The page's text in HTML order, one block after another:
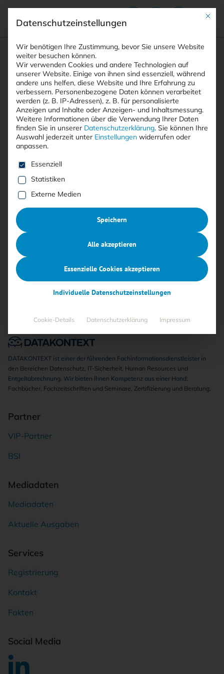
Suchfeld
Suchen
Breadcrumb-Navigation
STARTSEITE AUTOREN DR. ANDREAS PASHALIDIS
Alle Beiträge von Dr. Andreas
Pashalidis
Keine Beiträge gefunden
DATAKONTEXT ist einer der führenden Fachinformationsdienstleister in
den Bereichen Datenschutz, IT-Sicherheit, Human Resources und
Entgeltabrechnung. Wir bieten Ihnen Kompetenz aus einer Hand:
Fachbücher, Fachzeitschriften und Seminare, Zertifizierung und Beratung.
Partner
VIP-Partner
BSI
Mediadaten
Mediadaten
Aktuelle Ausgaben
Services
Registrierung
Kontakt
Fakten
Social Media
Mit
Datenschutzeinstellungen
Wir benötigen Ihre Zustimmung, bevor Sie unsere Website
weiter besuchen können.
Wir verwenden Cookies und andere Technologien auf
unserer Website. Einige von ihnen sind essenziell, während
andere uns helfen, diese Website und Ihre Erfahrung zu
verbessern. Personenbezogene Daten können verarbeitet
werden (z. B. IP-Adressen), z. B. für personalisierte
Anzeigen und Inhalte oder Anzeigen- und Inhaltsmessung.
Weitere Informationen über die Verwendung Ihrer Daten
finden Sie in unserer Datenschutzerklärung. Sie können Ihre
Auswahl jederzeit unter Einstellungen widerrufen oder
anpassen.
Es folgt eine Liste der Service-Gruppen, für die eine
Essenziell
Statistiken
Externe Medien
Speichern
Alle akzeptieren
Essenzielle Cookies akzeptieren
Individuelle Datenschutzeinstellungen
Cookie-Details Datenschutzerklärung Impressum